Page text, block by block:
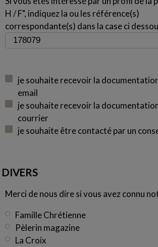
H / F", indiquez la ou les référence(s)
correspondante(s) dans la case ci
je souhaite recevoir la
email
je souhaite recevoir la
courrier
je souhaite être contacté par un
DIVERS
Merci de nous dire si vous avez connu
Famille Chrétienne
Pèlerin magazine
La Croix